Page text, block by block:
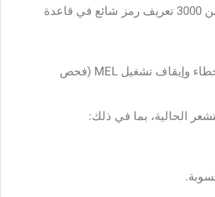
والخاصة بالمصنع (أكثر من 3000 تعريف رمز شائع في قاعدة
قم بمسح رموز الأخطاء وإيقاف تشغيل MEL (فحص
الحالية، بما في ذلك: